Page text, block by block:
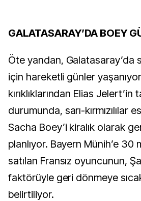
GALATASARAY’DA BOEY
Öte yandan, Galatasaray’da
için hareketli günler
kırıklıklarından Elias Jelert’in
durumunda, sarı-kırmızılılar
Sacha Boey’i kiralık olarak
planlıyor. Bayern Münih’e 30
satılan Fransız oyuncunun,
faktörüyle geri dönmeye
belirtiliyor.